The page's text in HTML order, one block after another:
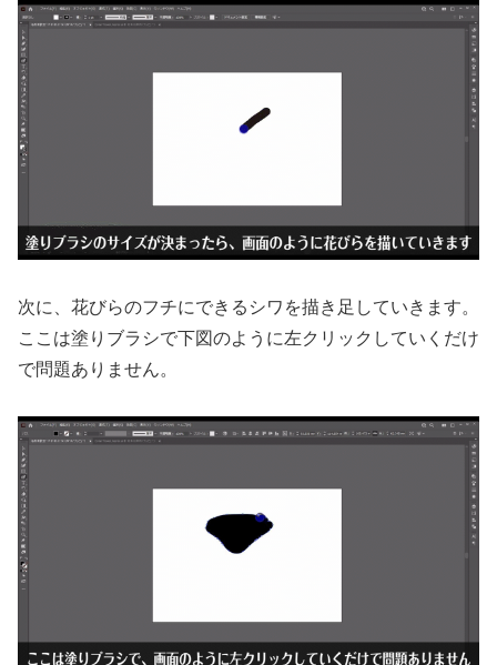
次に、花びらのフチにできるシワを描き足していきます。
ここは塗りブラシで下図のように左クリックしていくだけ
で問題ありません。